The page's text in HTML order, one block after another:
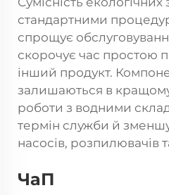
стандартними
спрощує
скорочує час простою
інший продукт.
залишаються в кращому
роботи з водними
термін служби й
насосів, розпилювачів
ЧаП